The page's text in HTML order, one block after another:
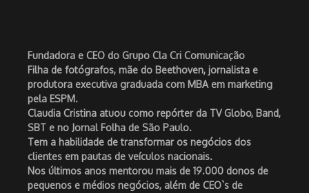
Fundadora e CEO do Grupo Cla Cri Comunicação
Filha de fotógrafos, mãe do Beethoven, jornalista e
produtora executiva graduada com MBA em marketing
pela ESPM.
Claudia Cristina atuou como repórter da TV Globo, Band,
SBT e no Jornal Folha de São Paulo.
Tem a habilidade de transformar os negócios dos
clientes em pautas de veículos nacionais.
Nos últimos anos mentorou mais de 19.000 donos de
pequenos e médios negócios, além de CEO`s de